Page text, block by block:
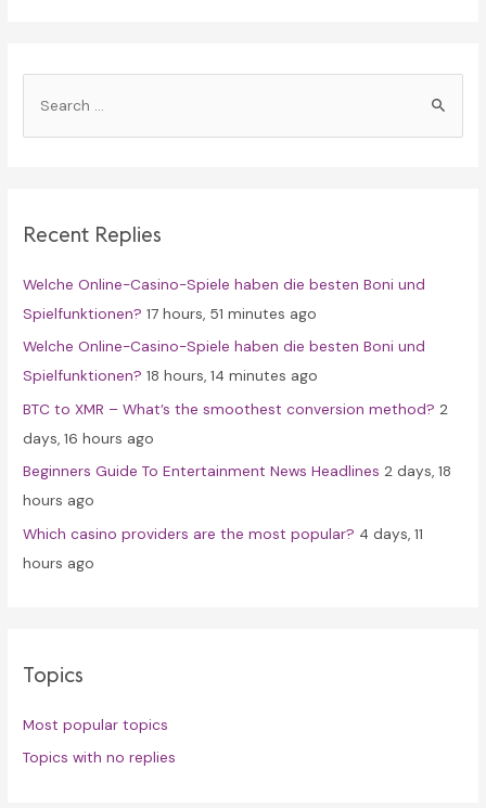
h
o
r
:
Recent Replies
Welche Online-Casino-Spiele haben die besten Boni und
Spielfunktionen? 17 hours, 51 minutes ago
Welche Online-Casino-Spiele haben die besten Boni und
Spielfunktionen? 18 hours, 14 minutes ago
BTC to XMR – What’s the smoothest conversion method? 2
days, 16 hours ago
Beginners Guide To Entertainment News Headlines 2 days, 18
hours ago
Which casino providers are the most popular? 4 days, 11
hours ago
Topics
Most popular topics
Topics with no replies